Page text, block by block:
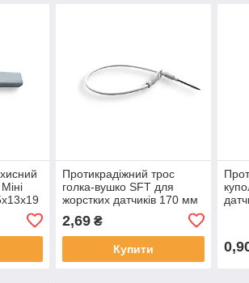
Протикрадіжний трос
голка-вушко SFT для
жорстких датчиків 170 мм
2,69₴
Купити